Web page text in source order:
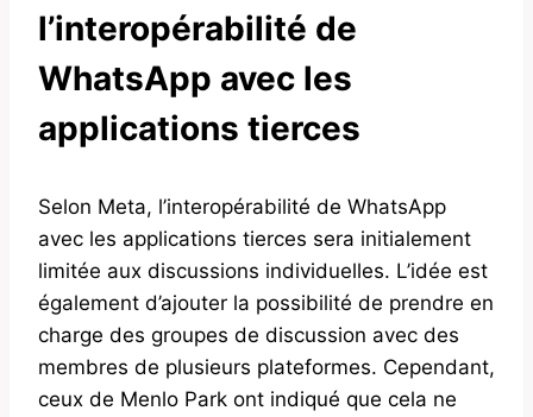
l’interopérabilité de
WhatsApp avec les
applications tierces
Selon Meta, l’interopérabilité de WhatsApp
avec les applications tierces sera initialement
limitée aux discussions individuelles. L’idée est
également d’ajouter la possibilité de prendre en
charge des groupes de discussion avec des
membres de plusieurs plateformes. Cependant,
ceux de Menlo Park ont ​​indiqué que cela ne